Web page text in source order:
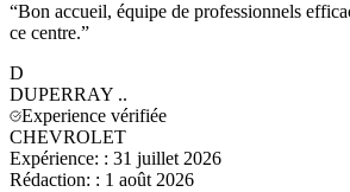
“Bon accueil, équipe de professionnels
ce centre.”
D
DUPERRAY ..
Experience vérifiée
CHEVROLET
Expérience: : 31 juillet 2026
Rédaction: : 1 août 2026